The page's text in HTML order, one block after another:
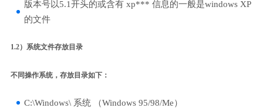
版本号以5.1开头的或含有 xp*** 信息的一般是windows XP
的文件
1.2）系统文件存放目录
不同操作系统，存放目录如下：
C:\Windows\ 系统 （Windows 95/98/Me）